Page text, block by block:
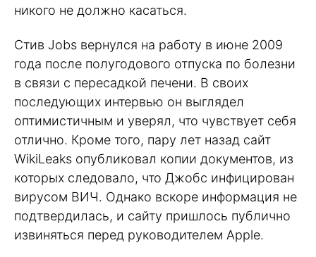
никого не должно касаться.
Стив Jobs вернулся на работу в июне 2009
года после полугодового отпуска по болезни
в связи с пересадкой печени. В своих
последующих интервью он выглядел
оптимистичным и уверял, что чувствует себя
отлично. Кроме того, пару лет назад сайт
WikiLeaks опубликовал копии документов, из
которых следовало, что Джобс инфицирован
вирусом ВИЧ. Однако вскоре информация не
подтвердилась, и сайту пришлось публично
извиняться перед руководителем Apple.